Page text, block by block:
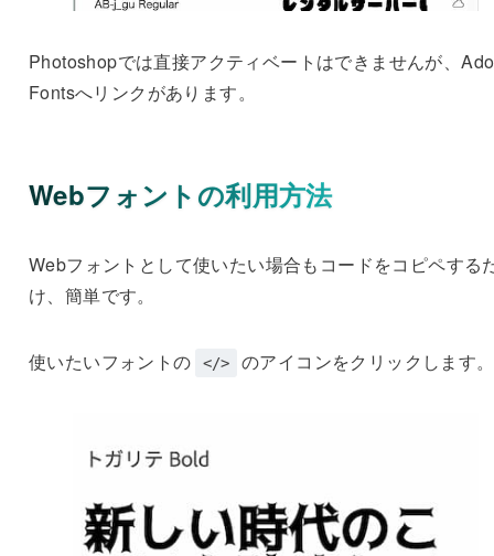
Photoshopでは直接アクティベートはできませんが、
Fontsへリンクがあります。
Webフォントの利用方法
Webフォントとして使いたい場合もコードをコピペする
け、簡単です。
使いたいフォントの </> のアイコンをクリックします。